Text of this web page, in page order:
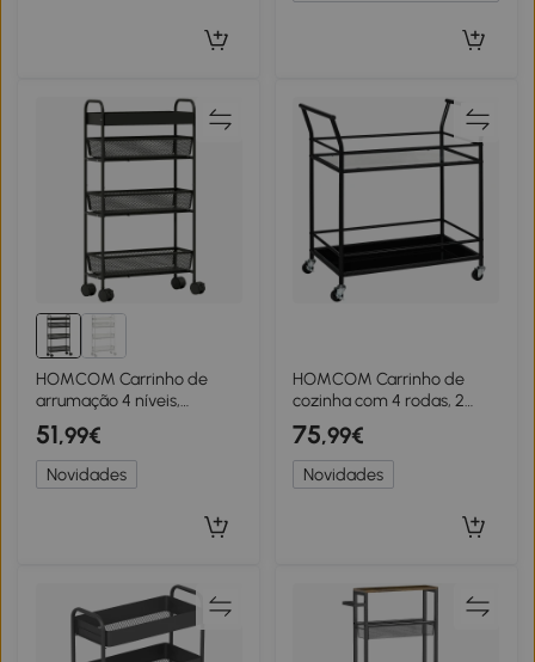
HOMCOM Carrinho de
arrumação 4 níveis,
carrinho com rodas, 3
cestos deslizantes, cesto
superior 19 x 43,2 x 80 cm
preto
51,99€
Novidades
HOMCOM Carrinho de
cozinha com 4 rodas, 2
prateleiras e pegas, 75 cm
x 40 cm x 80 cm, preto
75,99€
Novidades